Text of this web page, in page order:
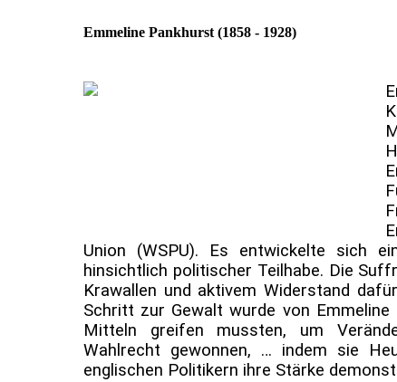
Emmeline Pankhurst (1858 - 1928)
E
Union (WSPU). Es entwickelte sich
hinsichtlich politischer Teilhabe. Die
Krawallen und aktivem Widerstand
Schritt zur Gewalt wurde von
Mitteln greifen mussten, um
Wahlrecht gewonnen, … indem sie
englischen Politikern ihre Stärke